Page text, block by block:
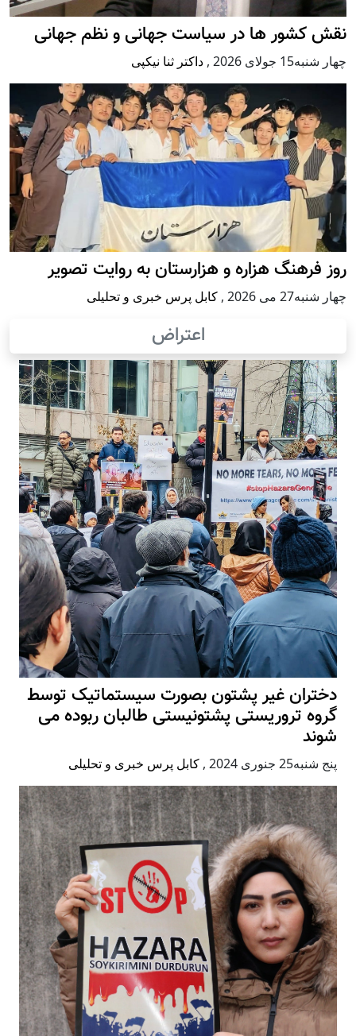
نقش کشور ها در سیاست جهانی و نظم جهانی
چهار شنبه15 جولای 2026 , داکتر ثنا نیکپی
روز فرهنگ هزاره و هزارستان به روایت تصویر
چهار شنبه27 می 2026 , کابل پرس خبری و تحلیلی
اعتراض
دختران غیر پشتون بصورت سیستماتیک توسط
گروه تروریستی پشتونیستی طالبان ربوده می
شوند
پنج شنبه25 جنوری 2024 , کابل پرس خبری و تحلیلی